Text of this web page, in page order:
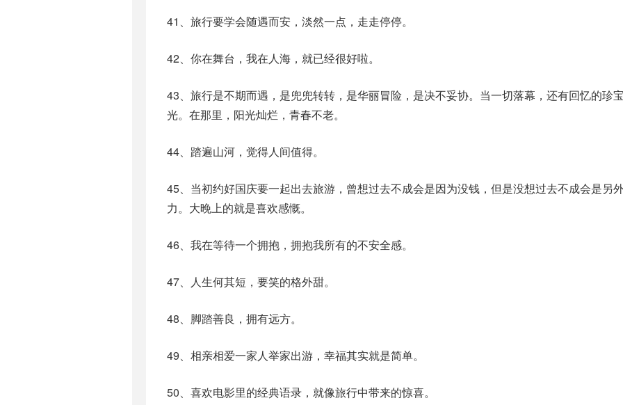
41、旅行要学会随遇而安，淡然一点，走走停停。
42、你在舞台，我在人海，就已经很好啦。
43、旅行是不期而遇，是兜兜转转，是华丽冒险，是决不妥协。当一切落幕，还有回忆的珍
光。在那里，阳光灿烂，青春不老。
44、踏遍山河，觉得人间值得。
45、当初约好国庆要一起出去旅游，曾想过去不成会是因为没钱，但是没想过去不成会是另
力。大晚上的就是喜欢感慨。
46、我在等待一个拥抱，拥抱我所有的不安全感。
47、人生何其短，要笑的格外甜。
48、脚踏善良，拥有远方。
49、相亲相爱一家人举家出游，幸福其实就是简单。
50、喜欢电影里的经典语录，就像旅行中带来的惊喜。